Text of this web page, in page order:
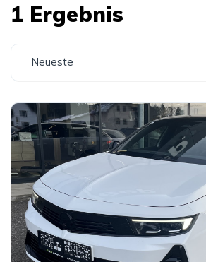
1 Ergebnis
Neueste